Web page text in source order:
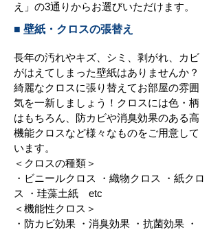
え」の3通りからお選びいただけます。
■ 壁紙・クロスの張替え
長年の汚れやキズ、シミ、剥がれ、カビ
がはえてしまった壁紙はありませんか？
綺麗なクロスに張り替えてお部屋の雰囲
気を一新しましょう！クロスには色・柄
はもちろん、防カビや消臭効果のある高
機能クロスなど様々なものをご用意して
います。
＜クロスの種類＞
・ビニールクロス ・織物クロス ・紙クロ
ス ・珪藻土紙 etc
＜機能性クロス＞
・防カビ効果 ・消臭効果 ・抗菌効果 ・